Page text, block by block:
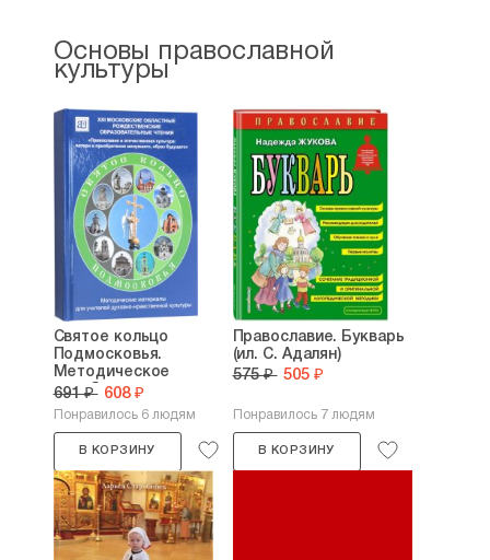
Основы православной
культуры
Святое кольцо
Подмосковья.
Методическое
пособие для...
691 ₽ 608 ₽
Понравилось 6 людям
В КОРЗИНУ
Православие. Букварь
(ил. С. Адалян)
575 ₽ 505 ₽
Понравилось 7 людям
В КОРЗИНУ